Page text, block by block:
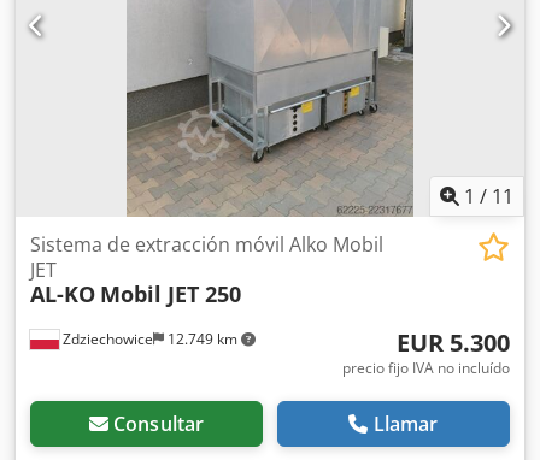
kg Ubicación: 97447 Gerolzhofen, carga libre, sin embalar
Entrega en estado actual tal como ha sido inspeccionado,
sin garantía ni responsabilidad
1 / 11
Zdziechowice 12.749 km
Sistema de extracción móvil Alko Mobil
JET
AL-KO Mobil JET 250
EUR 5.300
precio fijo IVA no incluído
Consultar Llamar